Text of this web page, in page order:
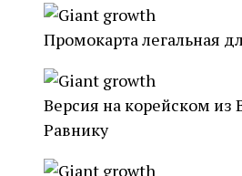
Промокарта легальная
Версия на корейском из
Равнику